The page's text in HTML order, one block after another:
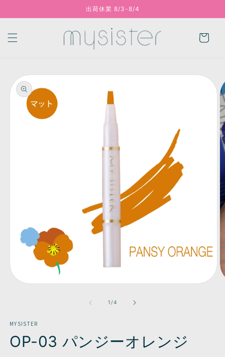
出荷休業 8/3-8/4
ー
商品情報にスキッ
プ
で
デ
1 /の
4
MYSISTER
OP-03 パンジーオレンジ